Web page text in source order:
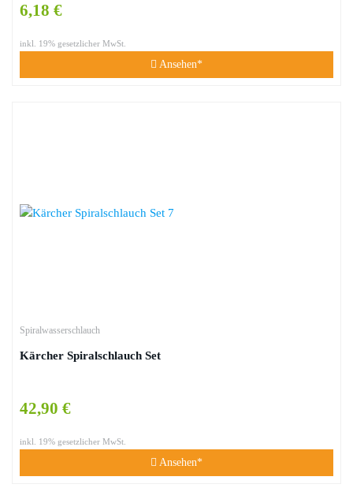
6,18 €
inkl. 19% gesetzlicher MwSt.
Ansehen*
Spiralwasserschlauch
Kärcher Spiralschlauch Set
42,90 €
inkl. 19% gesetzlicher MwSt.
Ansehen*